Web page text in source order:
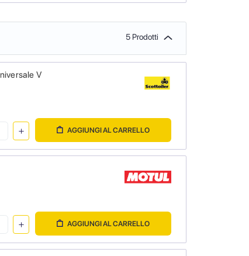
5 Prodotti
V
AGGIUNGI AL CARRELLO
AGGIUNGI AL CARRELLO